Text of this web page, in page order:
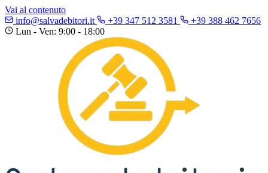
Vai al contenuto
info@salvadebitori.it
+39 347 512 3581
+39 388 462 7656
Lun - Ven: 9:00 - 18:00